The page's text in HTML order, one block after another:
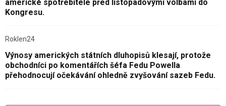
americké spotřebitele před listopadovými volbami do
Kongresu.
Roklen24
Výnosy amerických státních dluhopisů klesají, protože
obchodníci po komentářích šéfa Fedu Powella
přehodnocují očekávání ohledně zvyšování sazeb Fedu.